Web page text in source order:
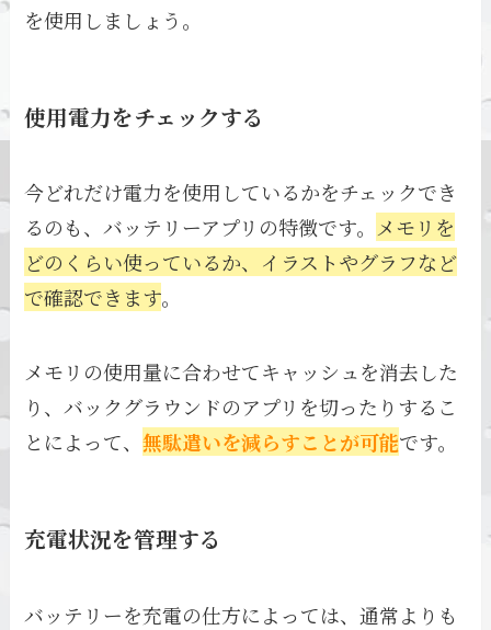
を使用しましょう。
使用電力をチェックする
今どれだけ電力を使用しているかをチェックでき
るのも、バッテリーアプリの特徴です。 メモリを
どのくらい使っているか、イラストやグラフなど
で確認できます。
メモリの使用量に合わせてキャッシュを消去した
り、バックグラウンドのアプリを切ったりするこ
とによって、無駄遣いを減らすことが可能です。
充電状況を管理する
バッテリーを充電の仕方によっては、通常よりも